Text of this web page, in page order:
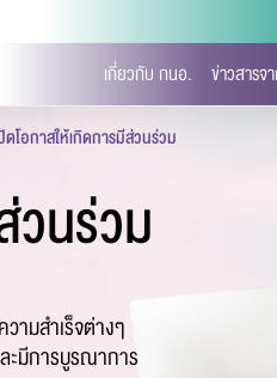
เกี่ยวกับ กนอ. ข่าวสารจ
ดโอกาสให้เกิดการมีส่วนร่วม
วนร่วม
ามสำเร็จต่างๆ
ะมีการบูรณาการ
มการติดต่อ